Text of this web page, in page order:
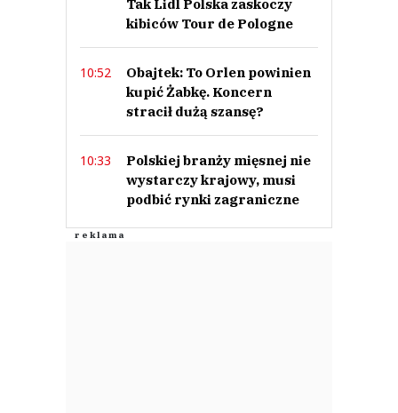
Tak Lidl Polska zaskoczy
kibiców Tour de Pologne
10:52
Obajtek: To Orlen powinien
kupić Żabkę. Koncern
stracił dużą szansę?
10:33
Polskiej branży mięsnej nie
wystarczy krajowy, musi
podbić rynki zagraniczne